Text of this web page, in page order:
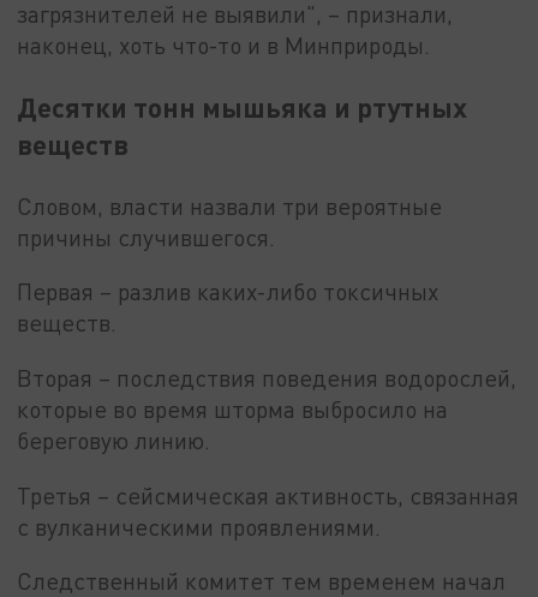
загрязнителей не выявили", – признали,
наконец, хоть что-то и в Минприроды.
Десятки тонн мышьяка и ртутных
веществ
Словом, власти назвали три вероятные
причины случившегося.
Первая – разлив каких-либо токсичных
веществ.
Вторая – последствия поведения водорослей,
которые во время шторма выбросило на
береговую линию.
Третья – сейсмическая активность, связанная
с вулканическими проявлениями.
Следственный комитет тем временем начал